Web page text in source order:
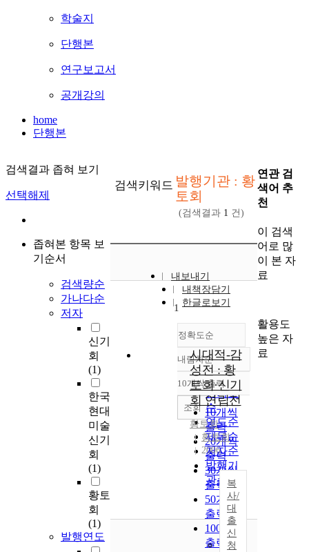
학술지
단행본
연구보고서
공개강의
home
단행본
검색결과 좁혀 보기
선택해제
좁혀본 항목 보
기순서
검색량순
가나다순
저자
신기
회
(1)
한국
현대
미술
신기
회
(1)
황토
회
(1)
발행연도
검색키워드 발행기관 : 황
토회
(검색결과 1 건)
내보내기
내책장담기
한글로보기
정확도순
정확도
순
인기도
순
연도순
제목순
저자순
발행기
관순
내림차순
내림차순
10개씩 출력
10개씩
출력
20개씩
출력
30개씩
출력
50개씩
출력
100개씩
출력
조회
1
시대적-감
성전 : 황
토회·신기
회 연립전
황토회
황토회
2006
복
사/
대
출
신
청
연관 검
색어 추
천
이 검색
어로 많
이 본 자
료
활용도
높은 자
료